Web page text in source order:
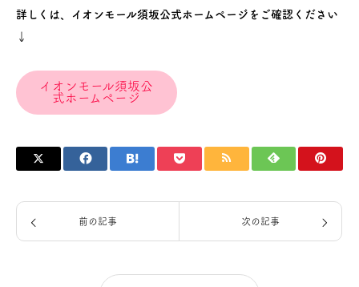
詳しくは、イオンモール須坂公式ホームページをご確認ください
↓
イオンモール須坂公
式ホームページ
前の記事 次の記事